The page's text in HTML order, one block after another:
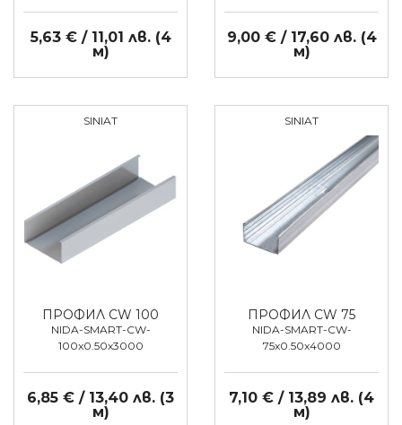
5,63 € / 11,01 лв. (4
м)
9,00 € / 17,60 лв. (4
м)
SINIAT
ПРОФИЛ CW 100
NIDA-SMART-CW-
100x0.50x3000
6,85 € / 13,40 лв. (3
м)
SINIAT
ПРОФИЛ CW 75
NIDA-SMART-CW-
75x0.50x4000
7,10 € / 13,89 лв. (4
м)